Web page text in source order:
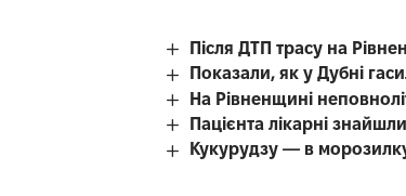
Після ДТП трасу на
Показали, як у Дубні
На Рівненщині
Пацієнта лікарні
Кукурудзу — в